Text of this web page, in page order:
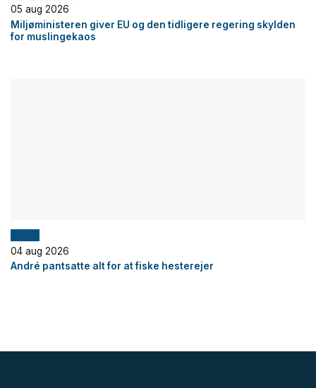
05 aug 2026
Miljøministeren giver EU og den tidligere regering skylden
for muslingekaos
Fiskeri
04 aug 2026
André pantsatte alt for at fiske hesterejer